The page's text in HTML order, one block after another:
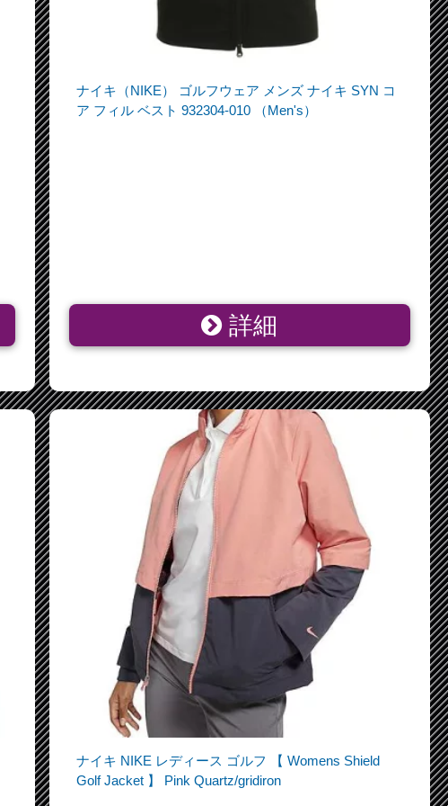
ナイキ（NIKE） ゴルフウェア メンズ ナイキ SYN コ
ア フィル ベスト 932304-010 （Men's）
詳細
ナイキ NIKE レディース ゴルフ 【 Womens Shield
Golf Jacket 】 Pink Quartz/gridiron